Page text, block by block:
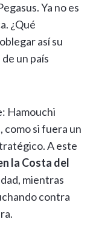
Ya no es
¿Qué
así su
un país
Hamouchi
, como si fuera un
A este
la Costa del
mientras
contra